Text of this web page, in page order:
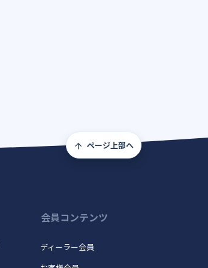
ページ上部へ
会員コンテンツ
ディーラー会員